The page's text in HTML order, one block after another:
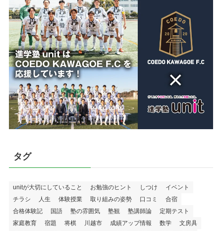
タグ
unitが大切にしていること お勉強のヒント しつけ
イベント
チラシ
人生 体験授業 取り組みの姿勢 口コミ
合宿
合格体験記
国語 塾の雰囲気 塾観 塾講師論
定期テスト
家庭教育
宿題 将棋 川越市 成績アップ情報 数学
文房具